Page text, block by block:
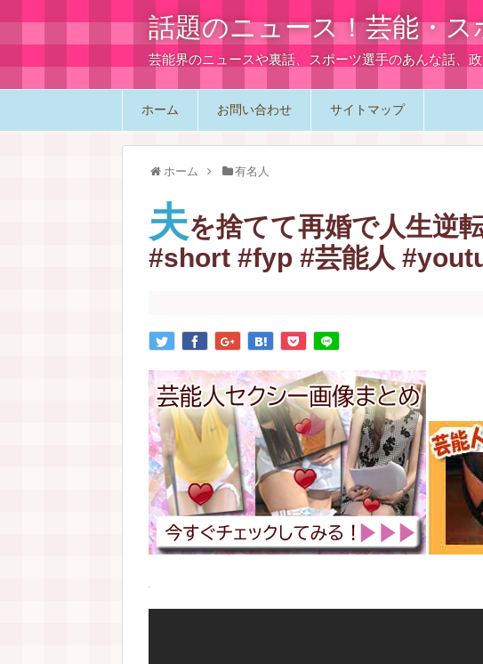
話題のニュース！芸能・
芸能界のニュースや裏話、スポーツ選手のあんな話、
ホーム お問い合わせ サイトマップ
ホーム 有名人
夫を捨てて再婚で人生逆
#short #fyp #芸能人